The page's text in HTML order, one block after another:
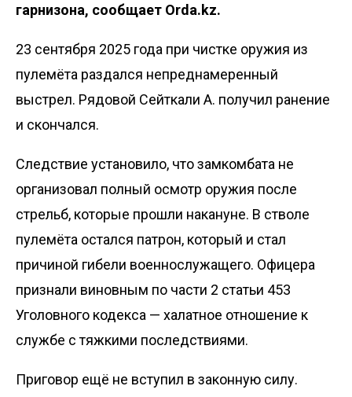
гарнизона, сообщает Orda.kz.
23 сентября 2025 года при чистке оружия из
пулемёта раздался непреднамеренный
выстрел. Рядовой Сейткали А. получил ранение
и скончался.
Следствие установило, что замкомбата не
организовал полный осмотр оружия после
стрельб, которые прошли накануне. В стволе
пулемёта остался патрон, который и стал
причиной гибели военнослужащего. Офицера
признали виновным по части 2 статьи 453
Уголовного кодекса — халатное отношение к
службе с тяжкими последствиями.
Приговор ещё не вступил в законную силу.